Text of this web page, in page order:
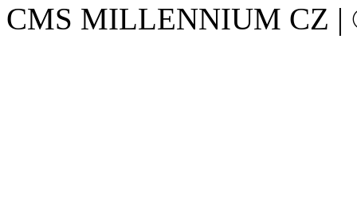
CMS MILLENNIUM CZ |